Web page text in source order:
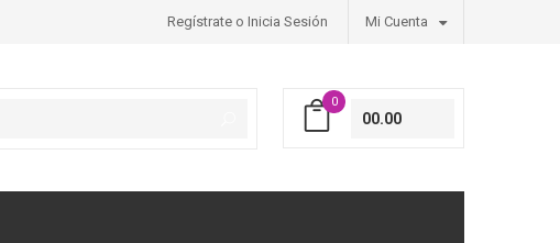
Regístrate o Inicia Sesión Mi Cuenta
0
00.00